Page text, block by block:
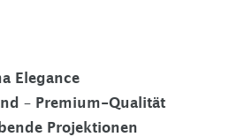
Elegance
– Premium-Qualität
Projektionen